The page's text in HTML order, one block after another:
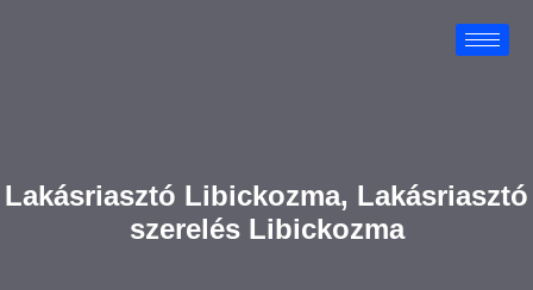
Lakásriasztó Libickozma, Lakásriasztó
szerelés Libickozma